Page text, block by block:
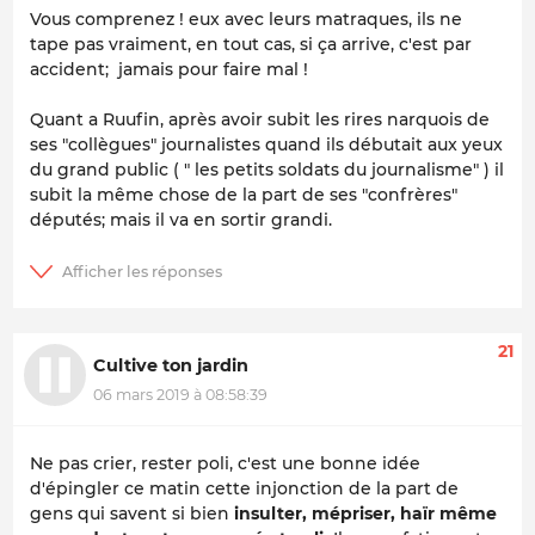
Vous comprenez ! eux avec leurs matraques, ils ne
tape pas vraiment, en tout cas, si ça arrive, c'est par
accident; jamais pour faire mal !
Quant a Ruufin, après avoir subit les rires narquois de
ses "collègues" journalistes quand ils débutait aux yeux
du grand public ( " les petits soldats du journalisme" ) il
subit la même chose de la part de ses "confrères"
députés; mais il va en sortir grandi.
Cultive ton jardin
06 mars 2019 à 08:58:39
21
Ne pas crier, rester poli, c'est une bonne idée
d'épingler ce matin cette injonction de la part de
gens qui savent si bien insulter, mépriser, haïr même